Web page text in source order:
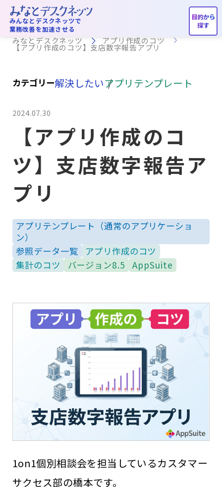
みんなとデスクネッツで
業務改善を加速させる
アプリ作成のコツ
みなとデスクネッツ アプリ作成のコツ
【アプリ作成のコツ】支店数字報告アプリ
カテゴリー解決したいアプリテンプレート
2024.07.30
【アプリ作成のコ
ツ】支店数字報告ア
プリ
アプリテンプレート（通常のアプリケーショ
ン）
参照データ一覧
アプリ作成のコツ
集計のコツ
バージョン8.5 AppSuite
1on1個別相談会を担当しているカスタマー
サクセス部の橋本です。